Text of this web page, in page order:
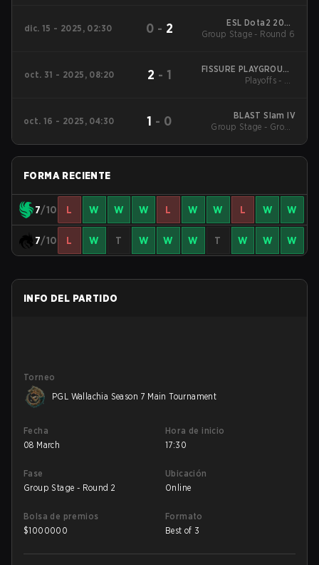
dic. 15 - 2025, 02:30 0 - 2
ESL Dota2 2025
DreamLeague Season
Group Stage - Round 6
oct. 31 - 2025, 08:20 2 - 1
FISSURE PLAYGROUND
2
Playoffs - LB
oct. 16 - 2025, 04:30 1 - 0
BLAST Slam IV
Group Stage - Group
FORMA RECIENTE
7/10 L W W W L W W L W W
7/10 L W T W W W T W W W
INFO DEL PARTIDO
Torneo
PGL Wallachia Season 7 Main Tournament
Fecha
08 March
Hora de inicio
17:30
Fase
Group Stage - Round 2
Ubicación
Online
Bolsa de premios
$1000000
Formato
Best of 3